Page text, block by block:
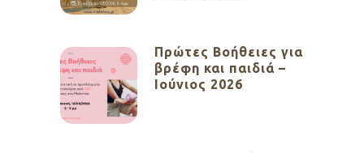
Πρώτες Βοήθειες για
βρέφη και παιδιά –
Ιούνιος 2026